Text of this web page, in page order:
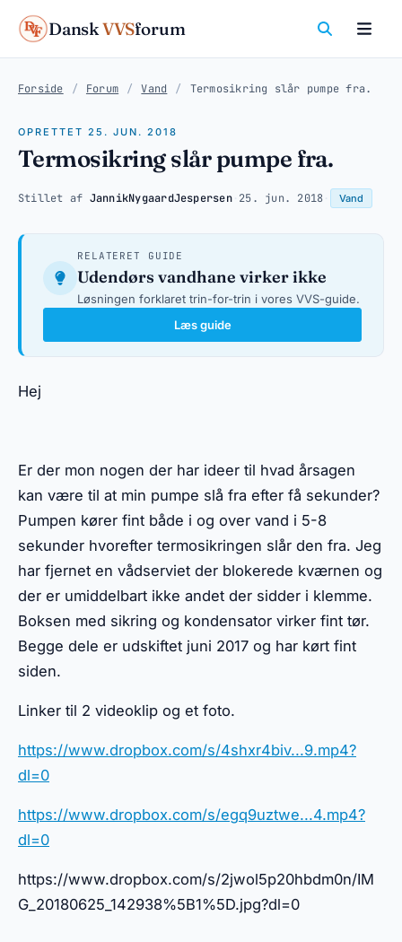
DanskVVSforum
Forside / Forum / Vand / Termosikring slår pumpe fra.
OPRETTET 25. JUN. 2018
Termosikring slår pumpe fra.
Stillet af JannikNygaardJespersen· 25. jun. 2018 Vand
RELATERET GUIDE
Udendørs vandhane virker ikke
Løsningen forklaret trin-for-trin i vores VVS-guide.
Læs guide
Hej
Er der mon nogen der har ideer til hvad årsagen
kan være til at min pumpe slå fra efter få sekunder?
Pumpen kører fint både i og over vand i 5-8
sekunder hvorefter termosikringen slår den fra. Jeg
har fjernet en vådserviet der blokerede kværnen og
der er umiddelbart ikke andet der sidder i klemme.
Boksen med sikring og kondensator virker fint tør.
Begge dele er udskiftet juni 2017 og har kørt fint
siden.
Linker til 2 videoklip og et foto.
https://www.dropbox.com/s/4shxr4biv...9.mp4?
dl=0
https://www.dropbox.com/s/egq9uztwe...4.mp4?
dl=0
https://www.dropbox.com/s/2jwol5p20hbdm0n/IM
G_20180625_142938%5B1%5D.jpg?dl=0